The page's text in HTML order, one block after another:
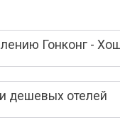
Гонконг -
дешевых отелей